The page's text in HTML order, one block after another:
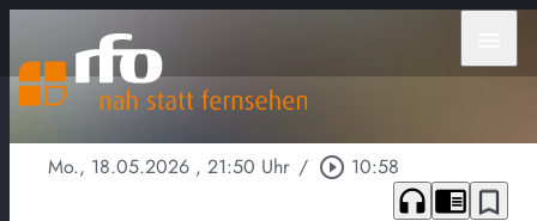
Mo., 18.05.2026 , 21:50 Uhr / play_circle_outline 10:58
headphones chrome_reader_mode bookmark_border